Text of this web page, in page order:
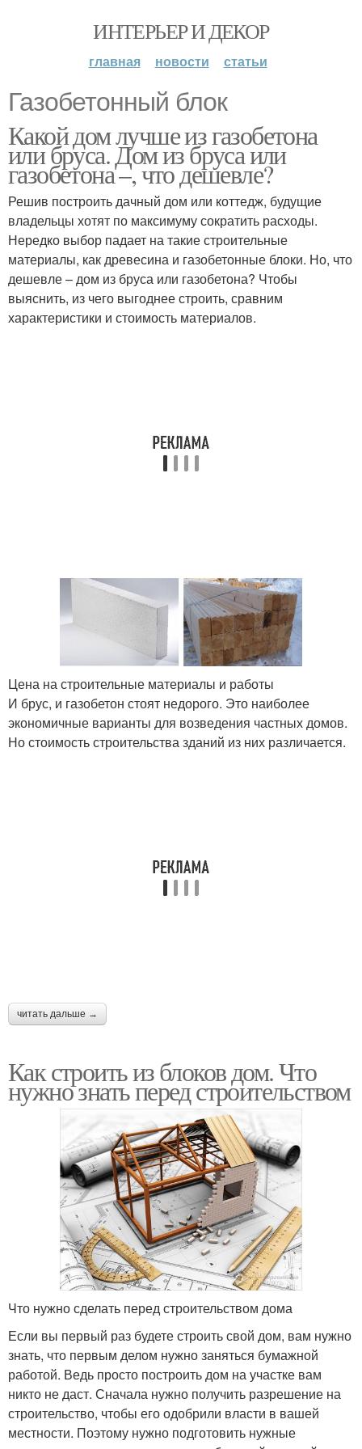
ИНТЕРЬЕР И ДЕКОР
главная новости статьи
Газобетонный блок
Какой дом лучше из газобетона
или бруса. Дом из бруса или
газобетона –, что дешевле?
Решив построить дачный дом или коттедж, будущие
владельцы хотят по максимуму сократить расходы.
Нередко выбор падает на такие строительные
материалы, как древесина и газобетонные блоки. Но, что
дешевле – дом из бруса или газобетона? Чтобы
выяснить, из чего выгоднее строить, сравним
характеристики и стоимость материалов.
Цена на строительные материалы и работы
И брус, и газобетон стоят недорого. Это наиболее
экономичные варианты для возведения частных домов.
Но стоимость строительства зданий из них различается.
читать дальше →
Как строить из блоков дом. Что
нужно знать перед строительством
Что нужно сделать перед строительством дома
Если вы первый раз будете строить свой дом, вам нужно
знать, что первым делом нужно заняться бумажной
работой. Ведь просто построить дом на участке вам
никто не даст. Сначала нужно получить разрешение на
строительство, чтобы его одобрили власти в вашей
местности. Поэтому нужно подготовить нужные